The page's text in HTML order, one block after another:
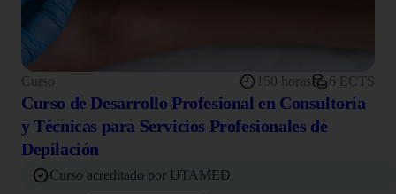
Curso 150 horas 6 ECTS
Curso de Desarrollo Profesional en Consultoría
y Técnicas para Servicios Profesionales de
Depilación
Curso acreditado por UTAMED